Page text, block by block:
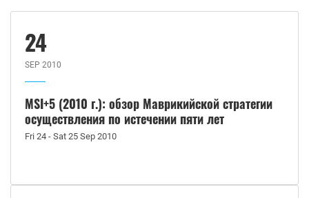
24
SEP 2010
MSI+5 (2010 г.): обзор Маврикийской стратегии
осуществления по истечении пяти лет
Fri 24 - Sat 25 Sep 2010